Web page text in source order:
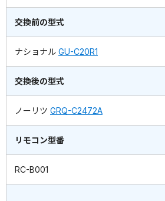
交換前の型式
ナショナル GU-C20R1
交換後の型式
ノーリツ GRQ-C2472A
リモコン型番
RC-B001